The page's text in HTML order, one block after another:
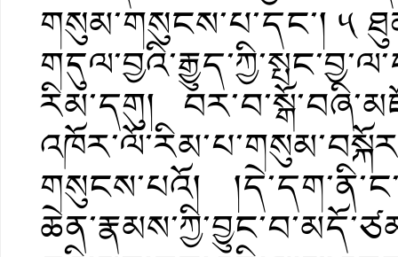
གསུམ་གསུངས་པ་དང་། ༥
རིམ་དགུ།
གསུངས་པའོ།